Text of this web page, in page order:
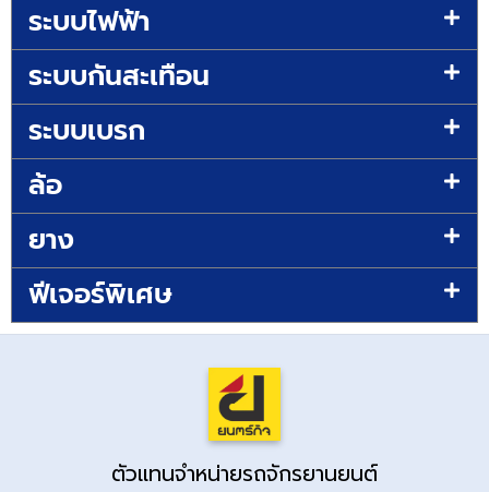
ระบบไฟฟ้า
ระบบกันสะเทือน
ระบบเบรก
ล้อ
ยาง
ฟีเจอร์พิเศษ
ตัวแทนจำหน่ายรถจักรยานยนต์